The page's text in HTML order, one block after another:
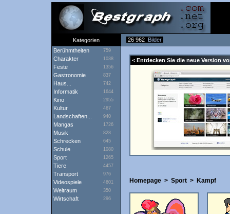
Kategorien 26 962 Bilder
Berühmtheiten
759
Charakter 1038
Feste 1356
Gastronomie 837
Haus... 742
Informatik 1644
Kino 2955
Kultur 467
Landschaften... 940
Mangas 1726
Musik 828
Schrecken 645
Schule 1080
Sport 1265
Tiere 4457
Transport 976
Videospiele 4601
Weltraum 350
Wirtschaft 296
< Entdecken Sie die neue Version
Homepage > Sport > Kampf